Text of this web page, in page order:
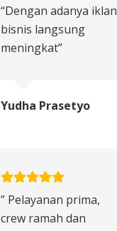
“Dengan adanya iklan
bisnis langsung
meningkat”
Yudha Prasetyo
” Pelayanan prima,
crew ramah dan